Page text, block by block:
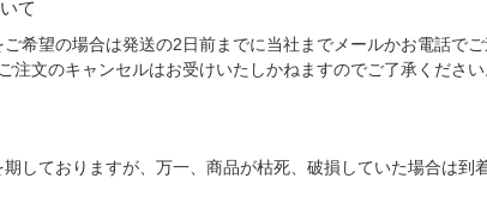
て
ご希望の場合は発送の2日前までに当社までメールかお電話でご
注文のキャンセルはお受けいたしかねますのでご了承ください
期しておりますが、万一、商品が枯死、破損していた場合は